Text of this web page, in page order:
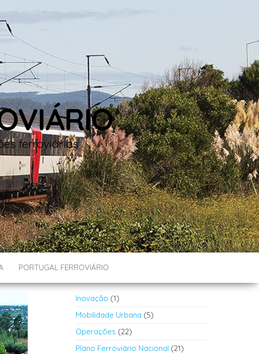
ferroviárias
PORTUGAL FERROVIÁRIO
Inovação (1)
Mobilidade Urbana (5)
Operações (22)
Plano Ferroviário Nacional (21)